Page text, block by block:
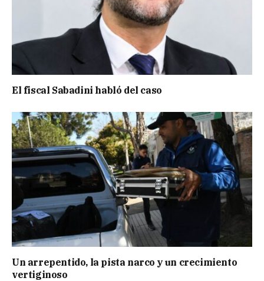
El fiscal Sabadini habló del caso
Un arrepentido, la pista narco y un crecimiento
vertiginoso